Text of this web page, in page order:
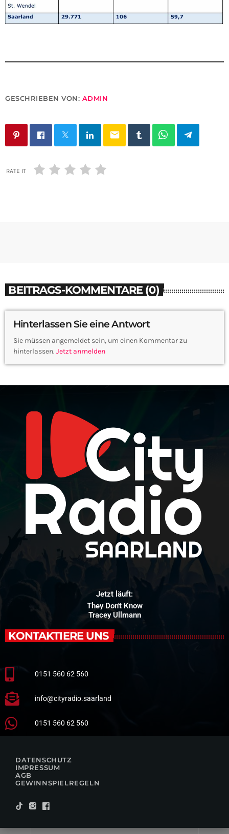
GESCHRIEBEN VON: ADMIN
email
RATE IT
BEITRAGS-KOMMENTARE (0)
Hinterlassen Sie eine Antwort
Sie müssen angemeldet sein, um einen Kommentar zu
hinterlassen. Jetzt anmelden
Jetzt läuft:
They Don't Know
Tracey Ullmann
KONTAKTIERE UNS
0151 560 62 560
info@cityradio.saarland
0151 560 62 560
DATENSCHUTZ
IMPRESSUM
AGB
GEWINNSPIELREGELN